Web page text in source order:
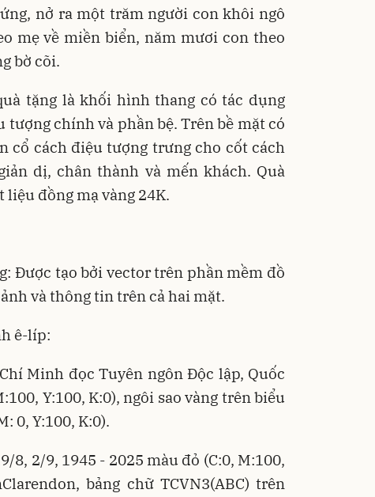
nở ra một trăm người con khôi ngô
mẹ về miền biển, năm mươi con theo
bờ cõi.
tặng là khối hình thang có tác dụng
tượng chính và phần bệ. Trên bề mặt có
cổ cách điệu tượng trưng cho cốt cách
dị, chân thành và mến khách. Quà
liệu đồng mạ vàng 24K.
Được tạo bởi vector trên phần mềm đồ
và thông tin trên cả hai mặt.
ê-líp:
Minh đọc Tuyên ngôn Độc lập, Quốc
Y:100, K:0), ngôi sao vàng trên biểu
0, Y:100, K:0).
8, 2/9, 1945 - 2025 màu đỏ (C:0, M:100,
bảng chữ TCVN3(ABC) trên